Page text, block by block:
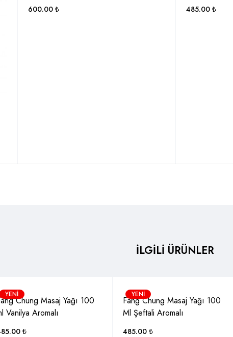
600.00 ₺ 485.00 ₺
İLGİLİ ÜRÜNLER
YENI
Chung Masaj Yağı 100
Vanilya Aromalı
₺
YENI
Fang Chung Masaj Yağı 100
Ml Şeftali Aromalı
485.00 ₺